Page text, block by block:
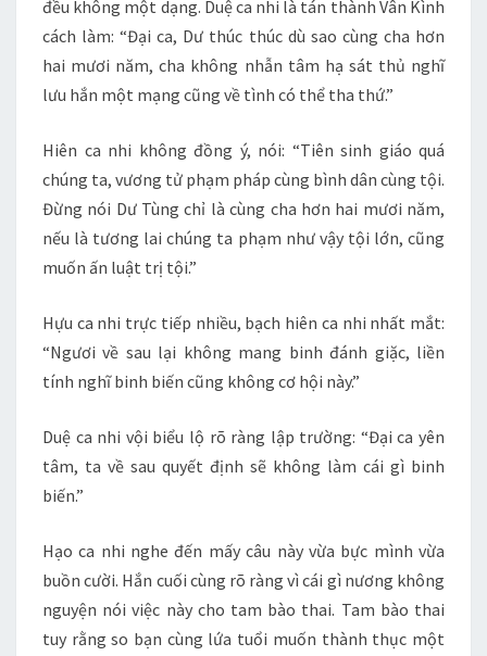
đều không một dạng. Duệ ca nhi là tán thành Vân Kình
cách làm: “Đại ca, Dư thúc thúc dù sao cùng cha hơn
hai mươi năm, cha không nhẫn tâm hạ sát thủ nghĩ
lưu hắn một mạng cũng về tình có thể tha thứ.”
Hiên ca nhi không đồng ý, nói: “Tiên sinh giáo quá
chúng ta, vương tử phạm pháp cùng bình dân cùng tội.
Đừng nói Dư Tùng chỉ là cùng cha hơn hai mươi năm,
nếu là tương lai chúng ta phạm như vậy tội lớn, cũng
muốn ấn luật trị tội.”
Hựu ca nhi trực tiếp nhiều, bạch hiên ca nhi nhất mắt:
“Ngươi về sau lại không mang binh đánh giặc, liền
tính nghĩ binh biến cũng không cơ hội này.”
Duệ ca nhi vội biểu lộ rõ ràng lập trường: “Đại ca yên
tâm, ta về sau quyết định sẽ không làm cái gì binh
biến.”
Hạo ca nhi nghe đến mấy câu này vừa bực mình vừa
buồn cười. Hắn cuối cùng rõ ràng vì cái gì nương không
nguyện nói việc này cho tam bào thai. Tam bào thai
tuy rằng so bạn cùng lứa tuổi muốn thành thục một